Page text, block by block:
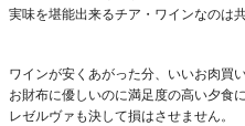
実味を堪能出来るチア・ワインなのは
ワインが安くあがった分、いいお肉買
お財布に優しいのに満足度の高い夕食
レゼルヴァも決して損はさせません。